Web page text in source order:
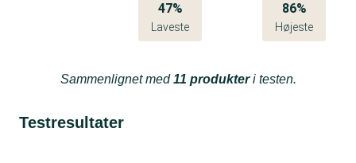
47%
Laveste
86%
Højeste
Sammenlignet med11 produkteri testen.
Testresultater